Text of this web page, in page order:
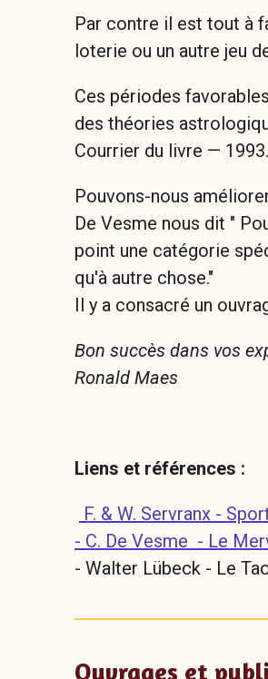
Par contre il est tout à
loterie ou un autre jeu
Ces périodes
des théories
Courrier du livre — 1993.
Pouvons-nous
De Vesme nous dit "
point une catégorie
qu'à autre chose."
Il y a consacré un
Bon succès dans vos
Ronald Maes
Liens et références :
F. & W. Servranx -
- C. De Vesme - Le
- Walter Lübeck - Le
Ouvrages et